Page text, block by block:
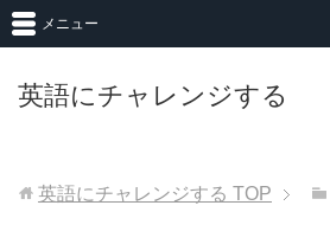
英語にチャレンジする
メニュー
英語にチャレンジする TOP